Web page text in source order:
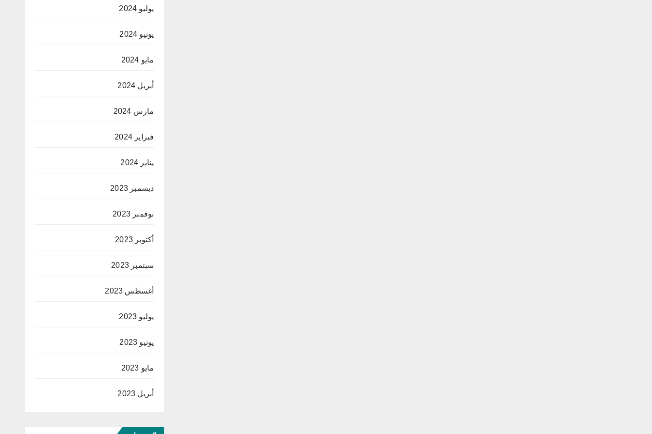
يوليو 2024
يونيو 2024
مايو 2024
أبريل 2024
مارس 2024
فبراير 2024
يناير 2024
ديسمبر 2023
نوفمبر 2023
أكتوبر 2023
سبتمبر 2023
أغسطس 2023
يوليو 2023
يونيو 2023
مايو 2023
أبريل 2023